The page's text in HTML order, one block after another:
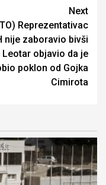
Next
Reprezentativac
nije zaboravio bivši
Leotar objavio da je
poklon od Gojka
Cimirota